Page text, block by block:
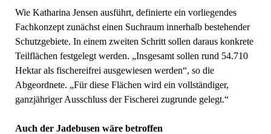
Wie Katharina Jensen ausführt, definierte ein vorliegendes
Fachkonzept zunächst einen Suchraum innerhalb bestehender
Schutzgebiete. In einem zweiten Schritt sollen daraus konkrete
Teilflächen festgelegt werden. „Insgesamt sollen rund 54.710
Hektar als fischereifrei ausgewiesen werden“, so die
Abgeordnete. „Für diese Flächen wird ein vollständiger,
ganzjähriger Ausschluss der Fischerei zugrunde gelegt.“
Auch der Jadebusen wäre betroffen